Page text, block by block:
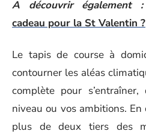
A découvrir également :
cadeau pour la St Valentin ?
Le tapis de course à
contourner les aléas
complète pour
niveau ou vos ambitions.
plus de deux tiers des